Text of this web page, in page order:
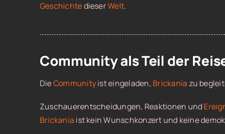
GeschichtedieserWelt.
Community als Teil der
DieCommunityist eingeladen, Brickania zu
Zuschauerentscheidungen, Reaktionen und
Brickania ist kein Wunschkonzert und keine